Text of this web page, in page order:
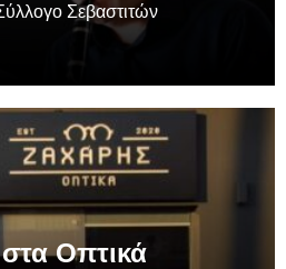
Σεβαστιτών
Οπτικά